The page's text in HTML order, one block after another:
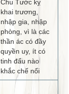
Chu Tước kỵ
khai trương,
nhập gia, nhập
phòng, vì là các
thần ác có đầy
quyền uy, ít có
tinh đẩu nào
khắc chế nổi